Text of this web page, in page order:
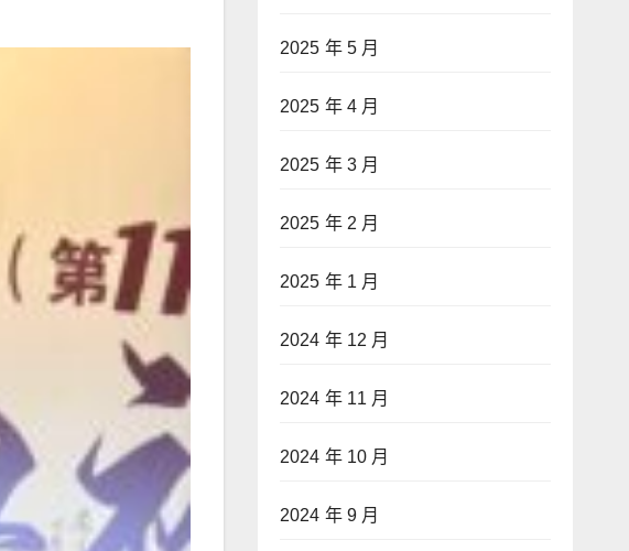
2025 年 5 月
2025 年 4 月
2025 年 3 月
2025 年 2 月
2025 年 1 月
2024 年 12 月
2024 年 11 月
2024 年 10 月
2024 年 9 月